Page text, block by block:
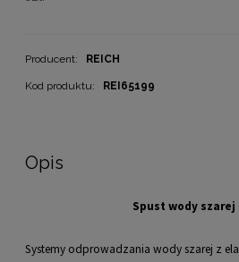
Producent: REICH
Kod produktu: REI65199
Opis
Spust wody szarej
Systemy odprowadzania wody szarej z